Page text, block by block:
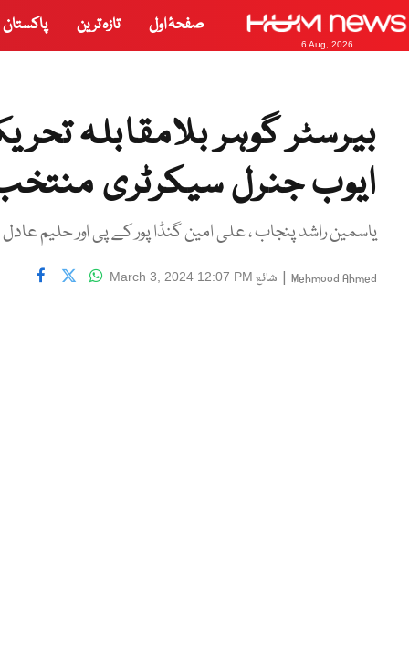
6 Aug, 2026
صفحۂ اول تازہ ترین پاکستان
بیرسٹر گوہر بلامقابلہ
ایوب جنرل سیکرٹری
یاسمین راشد پنجاب ، علی امین گنڈا پور کے پی اور حلیم
Mehmood Ahmed
| شائع March 3, 2024 12:07 PM